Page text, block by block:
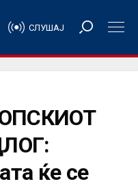
СЛУШАЈ
ќе се